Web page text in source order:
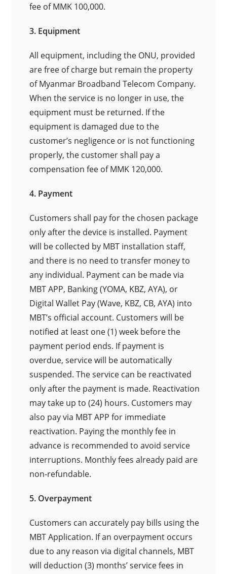
fee of MMK 100,000.
3. Equipment
All equipment, including the ONU, provided
are free of charge but remain the property
of Myanmar Broadband Telecom Company.
When the service is no longer in use, the
equipment must be returned. If the
equipment is damaged due to the
customer’s negligence or is not functioning
properly, the customer shall pay a
compensation fee of MMK 120,000.
4. Payment
Customers shall pay for the chosen package
only after the device is installed. Payment
will be collected by MBT installation staff,
and there is no need to transfer money to
any individual. Payment can be made via
MBT APP, Banking (YOMA, KBZ, AYA), or
Digital Wallet Pay (Wave, KBZ, CB, AYA) into
MBT’s official account. Customers will be
notified at least one (1) week before the
payment period ends. If payment is
overdue, service will be automatically
suspended. The service can be reactivated
only after the payment is made. Reactivation
may take up to (24) hours. Customers may
also pay via MBT APP for immediate
reactivation. Paying the monthly fee in
advance is recommended to avoid service
interruptions. Monthly fees already paid are
non-refundable.
5. Overpayment
Customers can accurately pay bills using the
MBT Application. If an overpayment occurs
due to any reason via digital channels, MBT
will deduction (3) months’ service fees in